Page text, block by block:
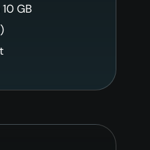
GB